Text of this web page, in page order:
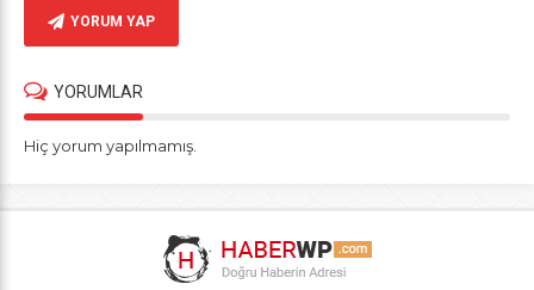
YORUM YAP
YORUMLAR
Hiç yorum yapılmamış.